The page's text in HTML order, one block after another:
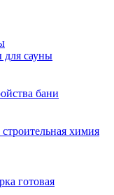
для сауны
бани
химия
готовая